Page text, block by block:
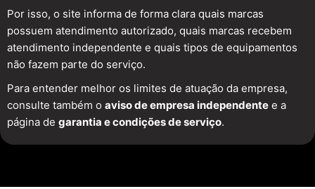
Por isso, o site informa de forma clara quais marcas
possuem atendimento autorizado, quais marcas recebem
atendimento independente e quais tipos de equipamentos
não fazem parte do serviço.
Para entender melhor os limites de atuação da empresa,
consulte também o aviso de empresa independente e a
página de garantia e condições de serviço.